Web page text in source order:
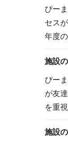
ぴー
セス
年度
施設
ぴー
が友
を重
施設